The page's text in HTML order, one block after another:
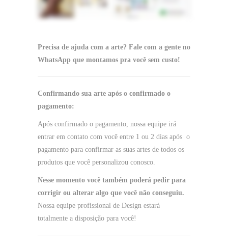
Precisa de ajuda com a arte? Fale com a gente no
WhatsApp que montamos pra você sem custo!
Confirmando sua arte após o confirmado o
pagamento:
Após confirmado o pagamento, nossa equipe irá
entrar em contato com você entre 1 ou 2 dias após o
pagamento para confirmar as suas artes de todos os
produtos que você personalizou conosco.
Nesse momento você também poderá pedir para
corrigir ou alterar algo que você não conseguiu.
Nossa equipe profissional de Design estará
totalmente a disposição para você!